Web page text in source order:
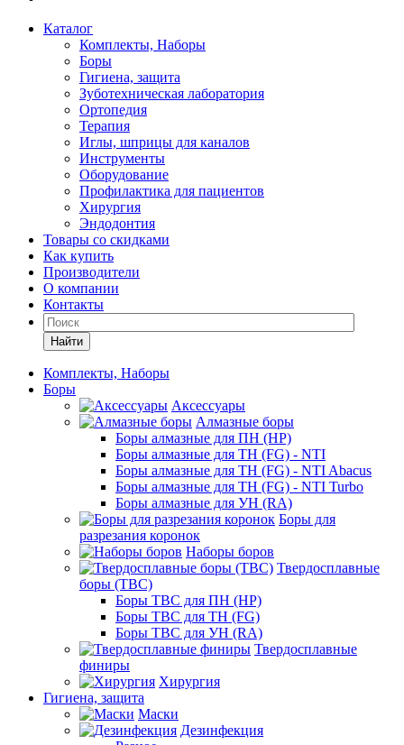
Каталог
Комплекты, Наборы
Боры
Гигиена, защита
Зуботехническая лаборатория
Ортопедия
Терапия
Иглы, шприцы для каналов
Инструменты
Оборудование
Профилактика для пациентов
Хирургия
Эндодонтия
Товары со скидками
Как купить
Производители
О компании
Контакты
Найти
Комплекты, Наборы
Боры
Аксессуары
Алмазные боры
Боры алмазные для ПН (HP)
Боры алмазные для ТН (FG) - NTI
Боры алмазные для ТН (FG) - NTI Abacus
Боры алмазные для ТН (FG) - NTI Turbo
Боры алмазные для УН (RA)
Боры для
разрезания коронок
Наборы боров
Твердосплавные
боры (ТВС)
Боры ТВС для ПН (HP)
Боры ТВС для ТН (FG)
Боры ТВС для УН (RA)
Твердосплавные
финиры
Хирургия
Гигиена, защита
Маски
Дезинфекция